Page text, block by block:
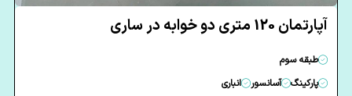
آپارتمان 120 متری دو خوابه در ساری
طبقه سوم
پارکینگ
آسانسور انباری